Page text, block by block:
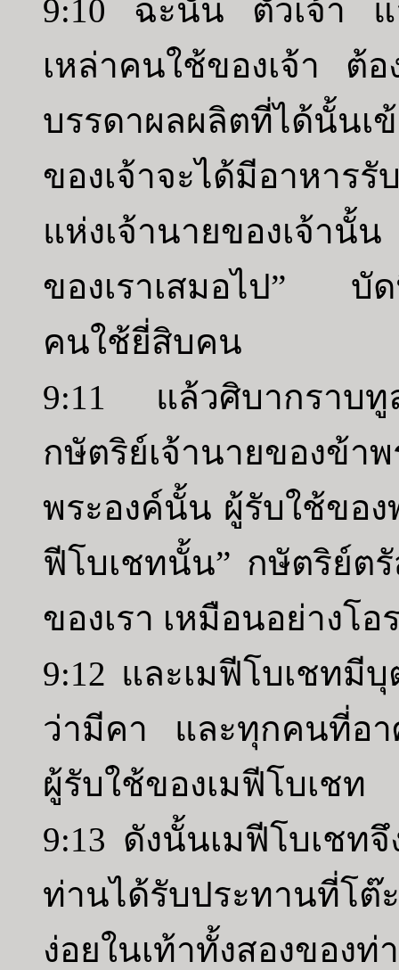
9:10 ฉะนัน ตัวเจ้า แ
เหล่าคนใช้ของเจ้า ต้
บรรดาผลผลิตที่ได้นั้น
ของเจ้าจะได้มีอาหาร
แห่งเจ้านายของเจ้า
ของเราเสมอไป” บั
คนใช้ยี่สิบคน
9:11 แล้วศิบากราบ
กษัตริย์เจ้านายของข้า
พระองค์นั้น ผู้รับใช้ของ
ฟีโบเชทนั้น” กษัตริย์ต
ของเรา เหมือนอย่างโ
9:12 และเมฟีโบเชทมี
ว่ามีคา และทุกคนที่อา
ผู้รับใช้ของเมฟีโบเชท
9:13 ดังนั้นเมฟีโบเชทจึ
ท่านได้รับประทานที่โ
ง่อยในเท้าทั้งสองของท่